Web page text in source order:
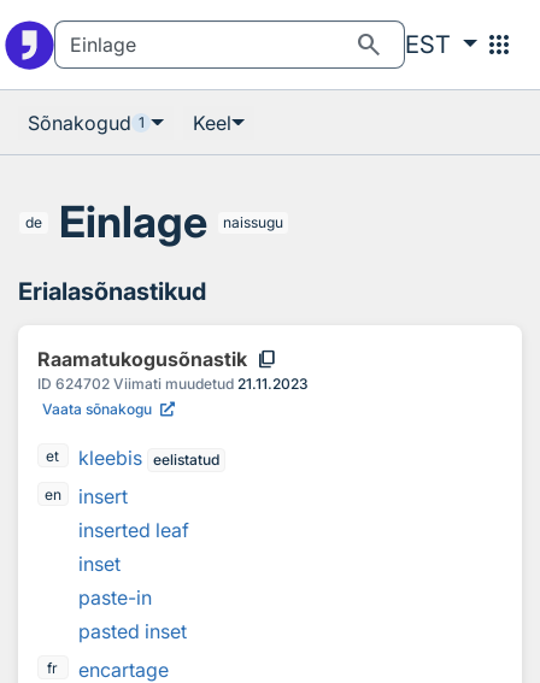
search EST apps
Sõnakogud 1 Keel
de Einlage naissugu
Erialasõnastikud
Raamatukogusõnastik content_copy
ID 624702 Viimati muudetud 21.11.2023
Vaata sõnakogu
et kleebis eelistatud
en
insert
inserted leaf
inset
paste-in
pasted inset
fr
encartage